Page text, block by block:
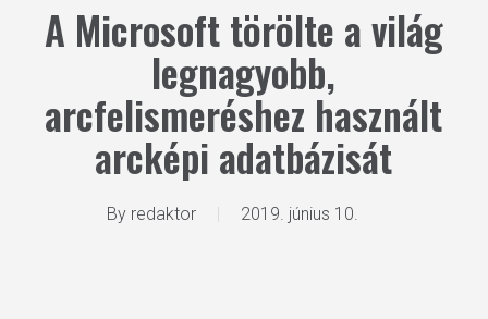
A Microsoft törölte a világ
legnagyobb,
arcfelismeréshez használt
arcképi adatbázisát
By redaktor 2019. június 10.